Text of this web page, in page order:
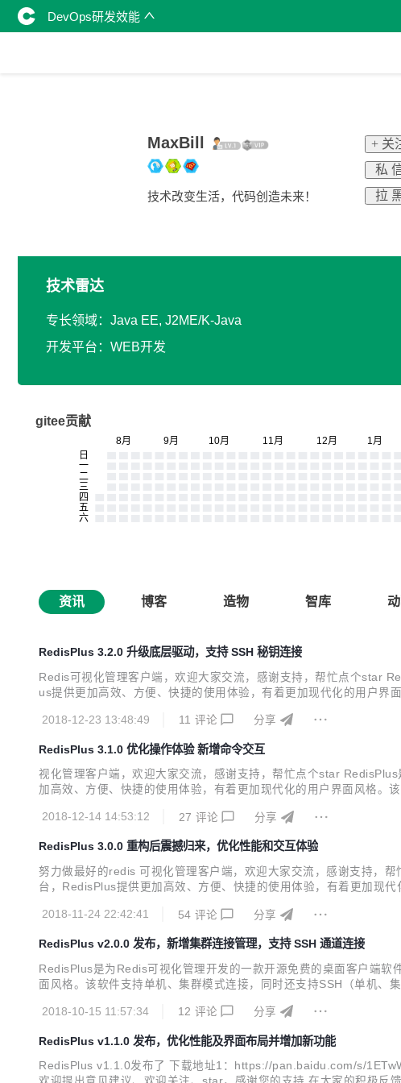
DevOps研发效能
MaxBill
技术改变生活，代码创造未来！
+ 关
私
拉
技术雷达
专长领域：Java EE, J2ME/K-Java
开发平台：WEB开发
gitee贡献
资讯 博客 造物 智库
RedisPlus 3.2.0 升级底层驱动，支持 SSH 秘钥连接
Redis可视化管理客户端，欢迎大家交流，感谢支持，帮忙点个star
us提供更加高效、方便、快捷的使用体验，有着更加现代化的用户界
2018-12-23 13:48:49
11 评论 分享
RedisPlus 3.1.0 优化操作体验 新增命令交互
视化管理客户端，欢迎大家交流，感谢支持，帮忙点个star
加高效、方便、快捷的使用体验，有着更加现代化的用户界面风格。
2018-12-14 14:53:12
27 评论 分享
RedisPlus 3.0.0 重构后震撼归来，优化性能和交互体验
努力做最好的redis 可视化管理客户端，欢迎大家交流，感谢支持，
台，RedisPlus提供更加高效、方便、快捷的使用体验，有着更加现
2018-11-24 22:42:41
54 评论 分享
RedisPlus v2.0.0 发布，新增集群连接管理，支持 SSH 通道连接
RedisPlus是为Redis可视化管理开发的一款开源免费的桌面客户端
面风格。该软件支持单机、集群模式连接，同时还支持SSH（单机、
2018-10-15 11:57:34
12 评论 分享
RedisPlus v1.1.0 发布，优化性能及界面布局并增加新功能
RedisPlus v1.1.0发布了 下载地址1：https://pan.baidu.com/s/